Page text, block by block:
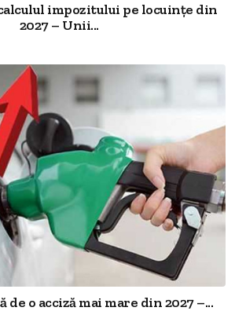
impozitului pe locuințe din
2027 – Unii...
o acciză mai mare din 2027 –...